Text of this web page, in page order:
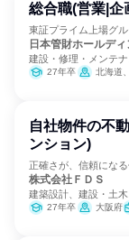
総合職(営業|企
東証プライム上場グ
日本管財ホールデ
建設・修理・メンテ
27年卒 北海道、宮城県、茨城県、埼玉県、千葉県、東京都、神奈川県、
自社物件の不
ンション)
正確さが、信頼にな
株式会社ＦＤＳ
建築設計、建設・土
27年卒 大阪府